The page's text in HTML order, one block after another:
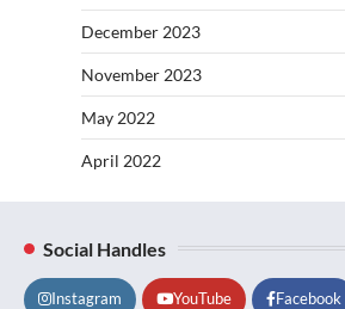
December 2023
November 2023
May 2022
April 2022
Social Handles
Instagram YouTube Facebook